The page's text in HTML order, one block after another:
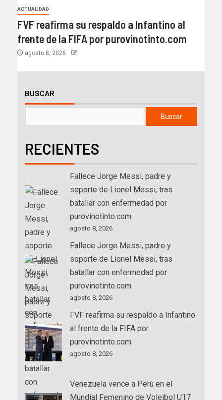
ACTUALIDAD
FVF reafirma su respaldo a Infantino al
frente de la FIFA por purovinotinto.com
agosto 8, 2026
BUSCAR
Buscar
RECIENTES
Fallece Jorge Messi, padre y
soporte de Lionel Messi, tras
batallar con enfermedad por
purovinotinto.com
agosto 8, 2026
Fallece Jorge Messi, padre y
soporte de Lionel Messi, tras
batallar con enfermedad por
purovinotinto.com
agosto 8, 2026
FVF reafirma su respaldo a Infantino
al frente de la FIFA por
purovinotinto.com
agosto 8, 2026
Venezuela vence a Perú en el
Mundial Femenino de Voleibol U17